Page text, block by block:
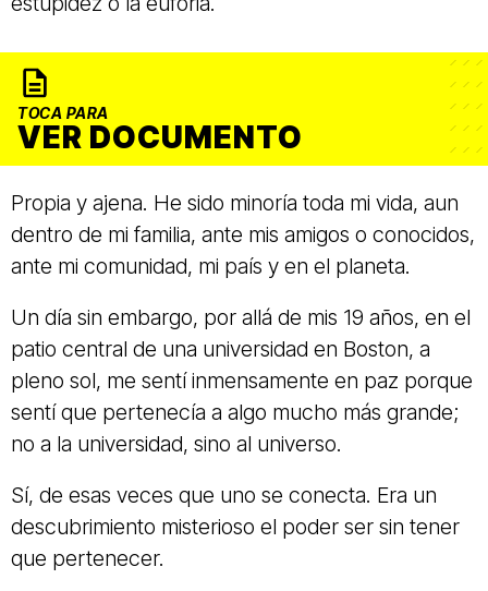
TOCA PARA
VER DOCUMENTO
Propia y ajena. He sido minoría toda mi vida, aun
dentro de mi familia, ante mis amigos o conocidos,
ante mi comunidad, mi país y en el planeta.
Un día sin embargo, por allá de mis 19 años, en el
patio central de una universidad en Boston, a
pleno sol, me sentí inmensamente en paz porque
sentí que pertenecía a algo mucho más grande;
no a la universidad, sino al universo.
Sí, de esas veces que uno se conecta. Era un
descubrimiento misterioso el poder ser sin tener
que pertenecer.